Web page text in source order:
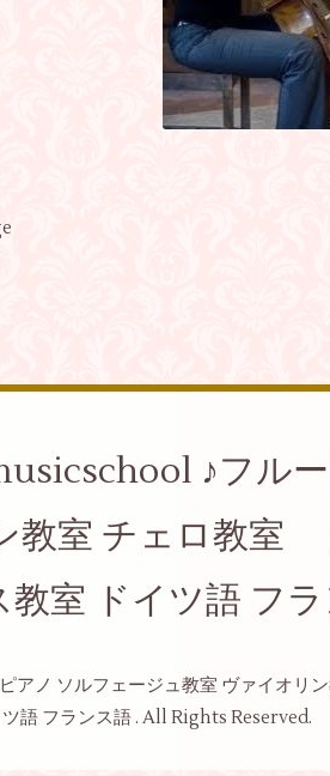
♪フル
教室 チェロ教室
室 ドイツ語 フ
ノ ソルフェージュ教室 ヴァイオリ
語 フランス語 . All Rights Reserved.